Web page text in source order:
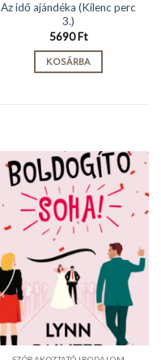
Az idő ajándéka (Kilenc perc
3.)
5690Ft
KOSÁRBA